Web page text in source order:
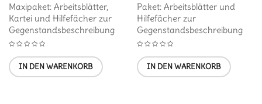
Maxipaket: Arbeitsblätter,
Kartei und Hilfefächer zur
Gegenstandsbeschreibung
IN DEN WARENKORB
Paket: Arbeitsblätter und
Hilfefächer zur
Gegenstandsbeschreibung
IN DEN WARENKORB